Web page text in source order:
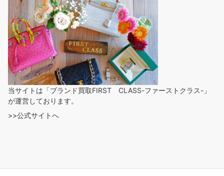
当サイトは「ブランド買取FIRST CLASS-ファーストクラス-」
が運営しております。
>>公式サイトへ